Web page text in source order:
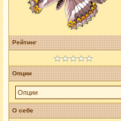
Рейтинг
Опции
Опции
О себе